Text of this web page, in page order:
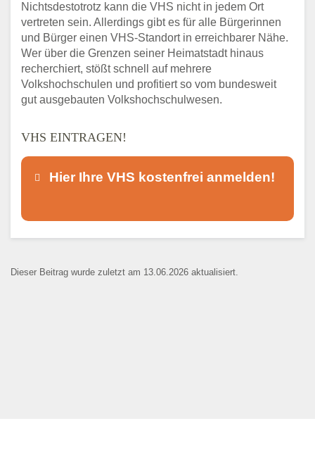
Nichtsdestotrotz kann die VHS nicht in jedem Ort
vertreten sein. Allerdings gibt es für alle Bürgerinnen
und Bürger einen VHS-Standort in erreichbarer Nähe.
Wer über die Grenzen seiner Heimatstadt hinaus
recherchiert, stößt schnell auf mehrere
Volkshochschulen und profitiert so vom bundesweit
gut ausgebauten Volkshochschulwesen.
VHS EINTRAGEN!
Hier Ihre VHS kostenfrei anmelden!
Kontaktaufnahme und ist nicht
Dieser Beitrag wurde zuletzt am 13.06.2026 aktualisiert.